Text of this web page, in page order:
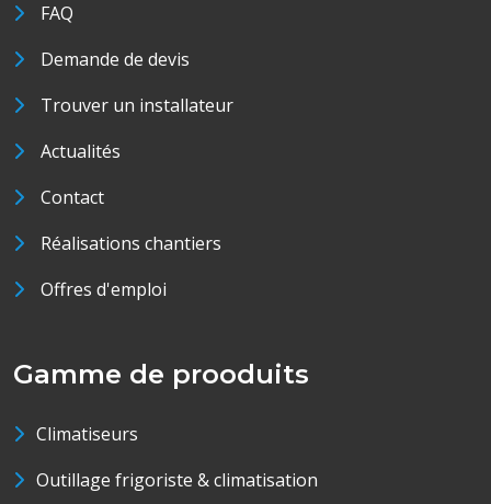
FAQ
Demande de devis
Trouver un installateur
Actualités
Contact
Réalisations chantiers
Offres d'emploi
Gamme de prooduits
Climatiseurs
Outillage frigoriste & climatisation